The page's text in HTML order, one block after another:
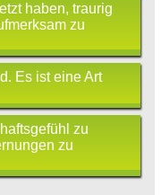
haben, traurig
zu
Es ist eine Art
zu
zu